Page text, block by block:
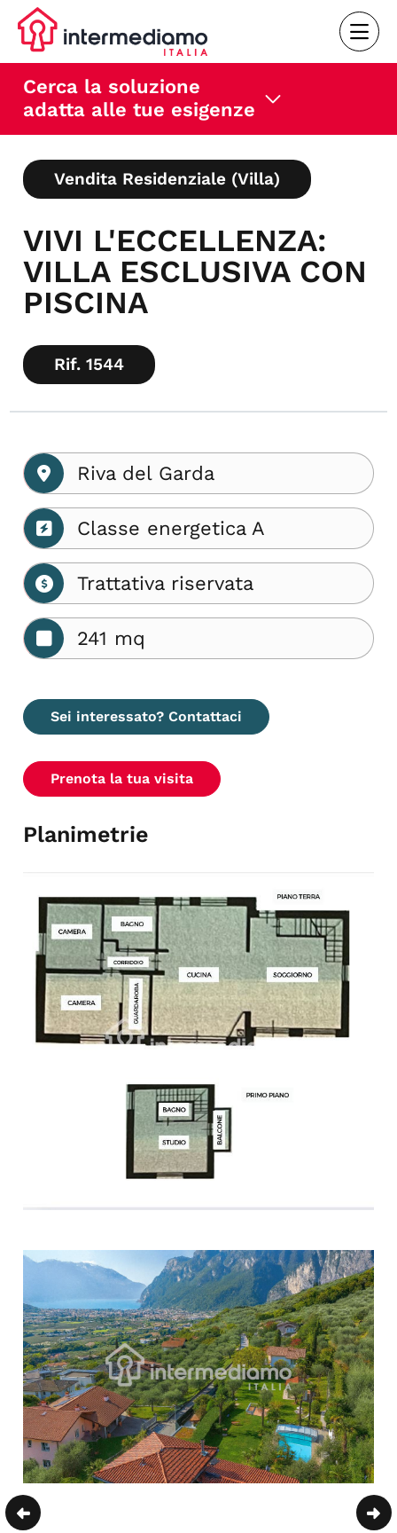
Cerca la soluzione
adatta alle tue esigenze
Vendita Residenziale (Villa)
VIVI L'ECCELLENZA:
VILLA ESCLUSIVA CON
PISCINA
Rif. 1544
Riva del Garda
Classe energetica A
Trattativa riservata
241 mq
Sei interessato? Contattaci
Prenota la tua visita
Planimetrie